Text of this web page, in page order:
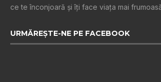
ce te înconjoară şi îţi face viaţa mai
URMĂREȘTE-NE PE FACEBOOK